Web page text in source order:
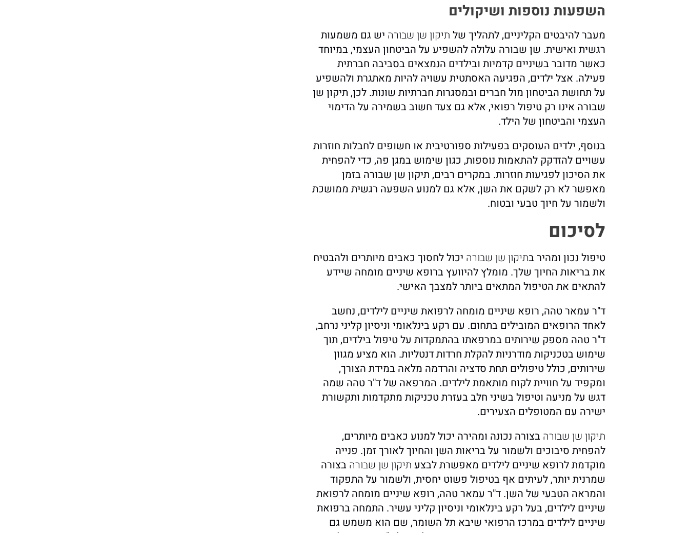
השפעות נוספות ושיקולים
מעבר להיבטים הקליניים, לתהליך של תיקון שן שבורה יש גם משמעות
רגשית ואישית. שן שבורה עלולה להשפיע על הביטחון העצמי, במיוחד
כאשר מדובר בשיניים קדמיות ובילדים הנמצאים בסביבה חברתית
פעילה. אצל ילדים, הפגיעה האסתטית עשויה להיות מאתגרת ולהשפיע
על תחושת הביטחון מול חברים ובמסגרות חברתיות שונות. לכן, תיקון שן
שבורה אינו רק טיפול רפואי, אלא גם צעד חשוב בשמירה על הדימוי
העצמי והביטחון של הילד.
בנוסף, ילדים העוסקים בפעילות ספורטיבית או חשופים לחבלות חוזרות
עשויים להזדקק להתאמות נוספות, כגון שימוש במגן פה, כדי להפחית
את הסיכון לפגיעות חוזרות. במקרים רבים, תיקון שן שבורה בזמן
מאפשר לא רק לשקם את השן, אלא גם למנוע השפעה רגשית ממושכת
ולשמור על חיוך טבעי ובטוח.
לסיכום
טיפול נכון ומהיר בתיקון שן שבורה יכול לחסוך כאבים מיותרים ולהבטיח
את בריאות החיוך שלך. מומלץ להיוועץ ברופא שיניים מומחה שיידע
להתאים את הטיפול המתאים ביותר למצבך האישי.
ד"ר עמאר טהה, רופא שיניים מומחה לרפואת שיניים לילדים, נחשב
לאחד הרופאים המובילים בתחום. עם רקע בינלאומי וניסיון קליני נרחב,
ד"ר טהה מספק שירותים במרפאתו בהתמקדות על טיפול בילדים, תוך
שימוש בטכניקות מודרניות להקלת חרדות דנטליות. הוא מציע מגוון
שירותים, כולל טיפולים תחת סדציה והרדמה מלאה במידת הצורך,
ומקפיד על חוויית לקוח מותאמת לילדים. המרפאה של ד"ר טהה שמה
דגש על מניעה וטיפול בשיני חלב בעזרת טכניקות מתקדמות ותקשורת
ישירה עם המטופלים הצעירים.
תיקון שן שבורה בצורה נכונה ומהירה יכול למנוע כאבים מיותרים,
להפחית סיבוכים ולשמור על בריאות השן והחיוך לאורך זמן. פנייה
מוקדמת לרופא שיניים לילדים מאפשרת לבצע תיקון שן שבורה בצורה
שמרנית יותר, לעיתים אף בטיפול פשוט יחסית, ולשמור על התפקוד
והמראה הטבעי של השן. ד"ר עמאר טהה, רופא שיניים מומחה לרפואת
שיניים לילדים, בעל רקע בינלאומי וניסיון קליני עשיר. התמחה ברפואת
שיניים לילדים במרכז הרפואי שיבא תל השומר, שם הוא משמש גם